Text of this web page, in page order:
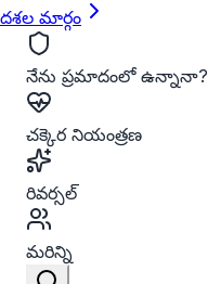
దశల మార్గం
నేను ప్రమాదంలో ఉన్నానా?
చక్కెర నియంత్రణ
రివర్సల్
మరిన్ని